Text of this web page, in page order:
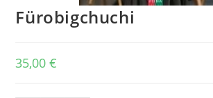
Fürobigchuchi
35,00€